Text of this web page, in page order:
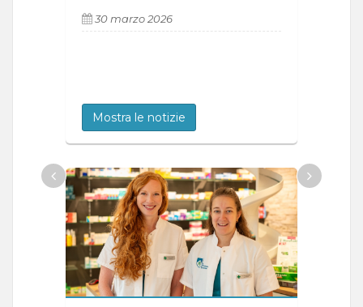
30 marzo 2026
Mostra le notizie